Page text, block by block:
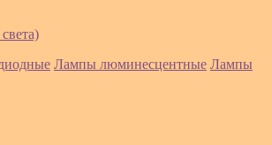
Лампы люминесцентные Лампы